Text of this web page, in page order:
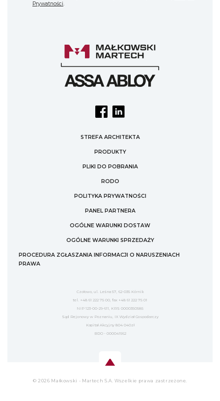
Prywatności.
STREFA ARCHITEKTA
PRODUKTY
PLIKI DO POBRANIA
RODO
POLITYKA PRYWATNOŚCI
PANEL PARTNERA
OGÓLNE WARUNKI DOSTAW
OGÓLNE WARUNKI SPRZEDAŻY
PROCEDURA ZGŁASZANIA INFORMACJI O NARUSZENIACH
PRAWA
Czołowo, ul. Leśna 57, 62-035 Kórnik
tel. +48 61 222 75 00, fax +48 61 222 75 01
NIP 123-00-29-611, KRS 0000350585
Sąd Rejonowy w Poznaniu, IX Wydział Gospodarczy
Kapitał Akcyjny 804 040zł
BDO - 000041562
© 2026 Małkowski - Martech S.A. Wszelkie prawa zastrzeżone.